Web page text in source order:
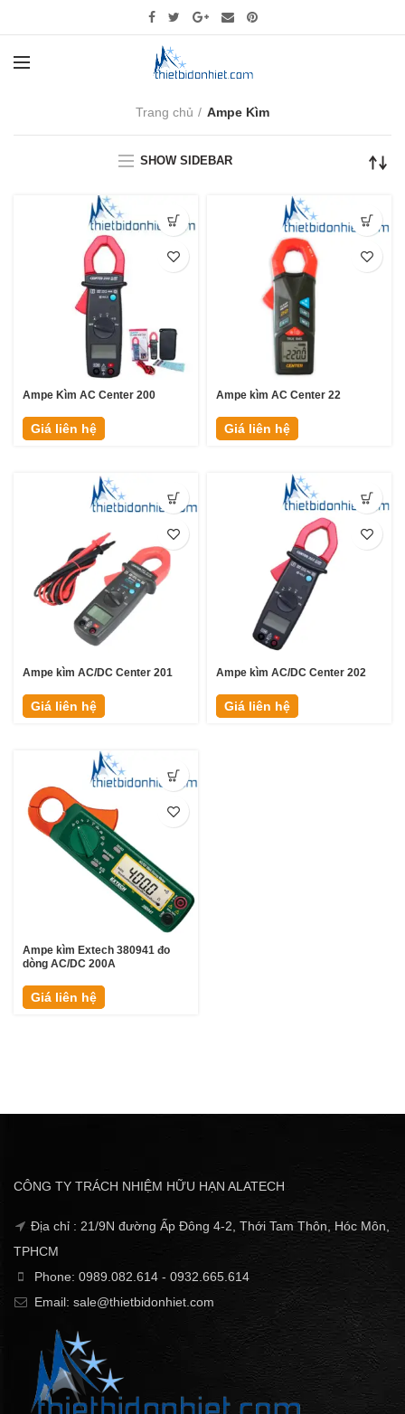
Trang chủ Ampe Kìm
SHOW SIDEBAR
Ampe Kìm AC Center 200
Giá liên hệ
Ampe kìm AC Center 22
Giá liên hệ
Ampe kìm AC/DC Center 201
Giá liên hệ
Ampe kìm AC/DC Center 202
Giá liên hệ
Ampe kìm Extech 380941 đo
dòng AC/DC 200A
Giá liên hệ
CÔNG TY TRÁCH NHIỆM HỮU HẠN ALATECH
Địa chỉ : 21/9N đường Ấp Đông 4-2, Thới Tam Thôn, Hóc Môn,
TPHCM
Phone: 0989.082.614 - 0932.665.614
Email: sale@thietbidonhiet.com